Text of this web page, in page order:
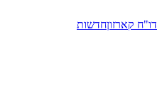
דו"ח קארזוןחדשות